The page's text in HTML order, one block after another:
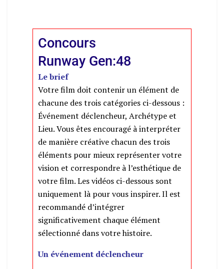
Concours
Runway Gen:48
Le brief
Votre film doit contenir un élément de
chacune des trois catégories ci-dessous :
Événement déclencheur, Archétype et
Lieu. Vous êtes encouragé à interpréter
de manière créative chacun des trois
éléments pour mieux représenter votre
vision et correspondre à l’esthétique de
votre film. Les vidéos ci-dessous sont
uniquement là pour vous inspirer. Il est
recommandé d’intégrer
significativement chaque élément
sélectionné dans votre histoire.
Un événement déclencheur